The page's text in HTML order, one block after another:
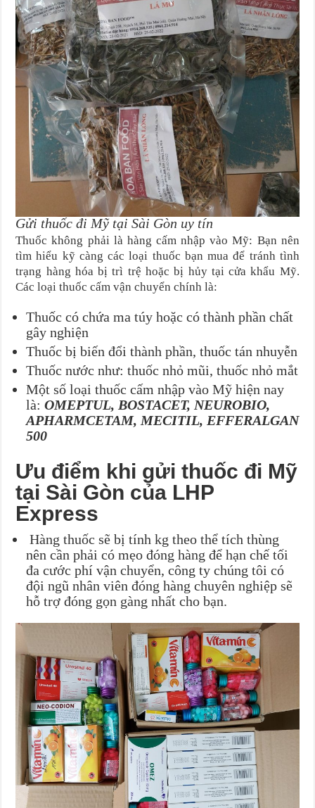
Gửi thuốc đi Mỹ tại Sài Gòn uy tín
Thuốc không phải là hàng cấm nhập vào Mỹ: Bạn nên
tìm hiểu kỹ càng các loại thuốc bạn mua để tránh tình
trạng hàng hóa bị trì trệ hoặc bị hủy tại cửa khẩu Mỹ.
Các loại thuốc cấm vận chuyển chính là:
Thuốc có chứa ma túy hoặc có thành phần chất
gây nghiện
Thuốc bị biến đổi thành phần, thuốc tán nhuyễn
Thuốc nước như: thuốc nhỏ mũi, thuốc nhỏ mắt
Một số loại thuốc cấm nhập vào Mỹ hiện nay
là:OMEPTUL, BOSTACET, NEUROBIO,
APHARMCETAM, MECITIL, EFFERALGAN
500
Ưu điểm khi gửi thuốc đi Mỹ
tại Sài Gòn của LHP
Express
Hàng thuốc sẽ bị tính kg theo thể tích thùng
nên cần phải có mẹo đóng hàng để hạn chế tối
đa cước phí vận chuyển, công ty chúng tôi có
đội ngũ nhân viên đóng hàng chuyên nghiệp sẽ
hỗ trợ đóng gọn gàng nhất cho bạn.